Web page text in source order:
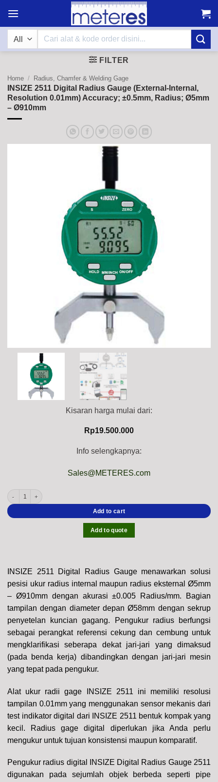
content
Search
FILTER
Home / Radius, Chamfer & Welding Gage
INSIZE 2511 Digital Radius Gauge (External-Internal,
Resolution 0.01mm) Accuracy; ±0.5mm, Radius; Ø5mm
– Ø910mm
Kisaran harga mulai dari:
Rp19.500.000
Info selengkapnya:
Sales@METERES.com
INSIZE 2511 Digital Radius Gauge (External-Internal, Resolution 0.01mm)
Add to cart
Add to quote
INSIZE 2511 Digital Radius Gauge menawarkan solusi
pesisi ukur radius internal maupun radius eksternal Ø5mm
– Ø910mm dengan akurasi ±0.005 Radius/mm. Bagian
tampilan dengan diameter depan Ø58mm dengan sekrup
penyetelan kuncian gagang. Pengukur radius berfungsi
sebagai perangkat referensi cekung dan cembung untuk
mengklarifikasi seberapa dekat jari-jari yang dimaksud
(pada benda kerja) dibandingkan dengan jari-jari mesin
yang tepat pada pengukur.
Alat ukur radii gage INSIZE 2511 ini memiliki resolusi
tampilan 0.01mm yang menggunakan sensor mekanis dari
test indikator digital dari INSIZE 2511 bentuk kompak yang
kecil.
Radius gage digital diperlukan jika Anda perlu
mengukur untuk tujuan konsistensi maupun komparatif.
Pengukur radius digital INSIZE Digital Radius Gauge 2511
digunakan pada sejumlah objek berbeda seperti pipe